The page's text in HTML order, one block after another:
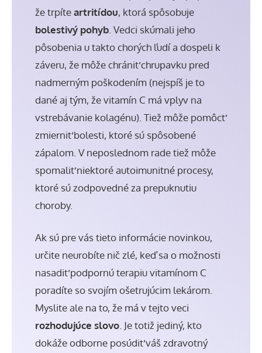
že trpíteartritídou, ktorá spôsobuje
bolestivý pohyb . Vedci skúmali jeho
pôsobenia u takto chorých ľudí a dospeli k
záveru, že môže chrániť chrupavku pred
nadmerným poškodením (nejspíš je to
dané aj tým, že vitamín C má vplyv na
vstrebávanie kolagénu). Tiež môže pomôcť
zmierniť bolesti, ktoré sú spôsobené
zápalom. V neposlednom rade tiež môže
spomaliť niektoré autoimunitné procesy,
ktoré sú zodpovedné za prepuknutiu
choroby.
Ak sú pre vás tieto informácie novinkou,
určite neurobíte nič zlé, keď sa o možnosti
nasadiť podpornú terapiu vitamínom C
poradíte so svojím ošetrujúcim lekárom.
Myslite ale na to, že má v tejto veci
rozhodujúce slovo. Je totiž jediný, kto
dokáže odborne posúdiť váš zdravotný